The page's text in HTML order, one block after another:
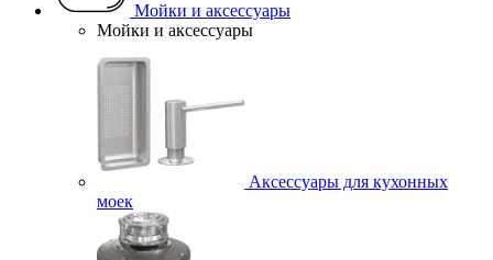
Мойки и аксессуары
Мойки и аксессуары
Аксессуары для кухонных
моек